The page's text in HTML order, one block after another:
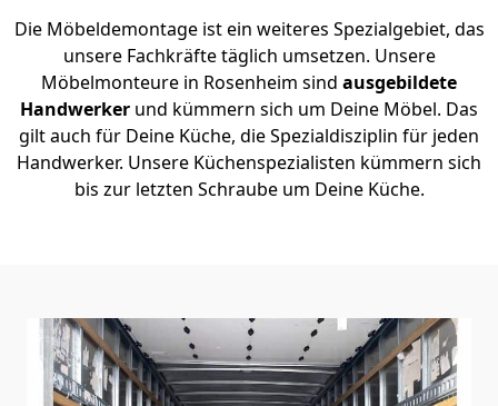
Die Möbeldemontage ist ein weiteres Spezialgebiet, das
unsere Fachkräfte täglich umsetzen. Unsere
Möbelmonteure in Rosenheim sind ausgebildete
Handwerker und kümmern sich um Deine Möbel. Das
gilt auch für Deine Küche, die Spezialdisziplin für jeden
Handwerker. Unsere Küchenspezialisten kümmern sich
bis zur letzten Schraube um Deine Küche.